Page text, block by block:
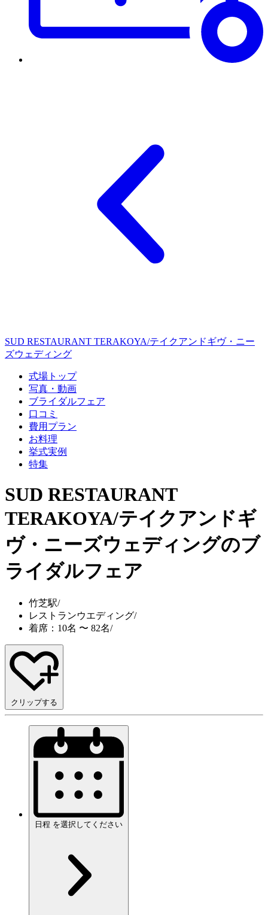
SUD RESTAURANT TERAKOYA/テイクアンドギヴ・ニー
ズウェディング
式場トップ
写真・動画
ブライダルフェア
口コミ
費用プラン
お料理
挙式実例
特集
SUD RESTAURANT
TERAKOYA/テイクアンドギ
ヴ・ニーズウェディングのブ
ライダルフェア
竹芝駅/
レストランウエディング/
着席：10名 〜 82名/
クリップする
日程 を選択してください